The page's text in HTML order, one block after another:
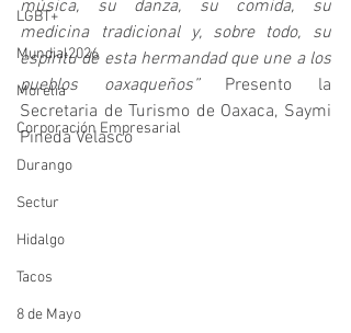
LGBT+
Mundial2026
Morelia
Corporación Empresarial
Durango
Sectur
Hidalgo
Tacos
8 de Mayo
música, su danza, su comida, su
medicina tradicional y, sobre todo, su
espíritu de esta hermandad que une a los
pueblos oaxaqueños” Presento la
Secretaria de Turismo de Oaxaca, Saymi
Pineda Velasco